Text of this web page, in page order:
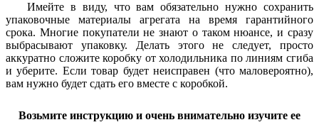
Имейте в виду, что вам обязательно нужно сохранить
упаковочные материалы агрегата на время гарантийного
срока. Многие покупатели не знают о таком нюансе, и сразу
выбрасывают упаковку. Делать этого не следует, просто
аккуратно сложите коробку от холодильника по линиям сгиба
и уберите. Если товар будет неисправен (что маловероятно),
вам нужно будет сдать его вместе с коробкой.
Возьмите инструкцию и очень внимательно изучите ее